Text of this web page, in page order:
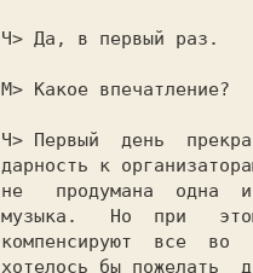
Ч> Да, в первый раз.
M> Какое впечатление?
Ч> Первый  день
дарность к
не   продумана  одна
музыка.   Но  при
компенсируют  все
хотелось бы пожелать